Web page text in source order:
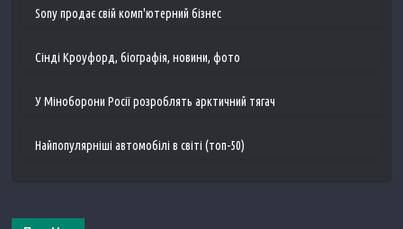
Sony продає свій комп'ютерний бізнес
Сінді Кроуфорд, біографія, новини, фото
У Міноборони Росії розроблять арктичний тягач
Найпопулярніші автомобілі в світі (топ-50)